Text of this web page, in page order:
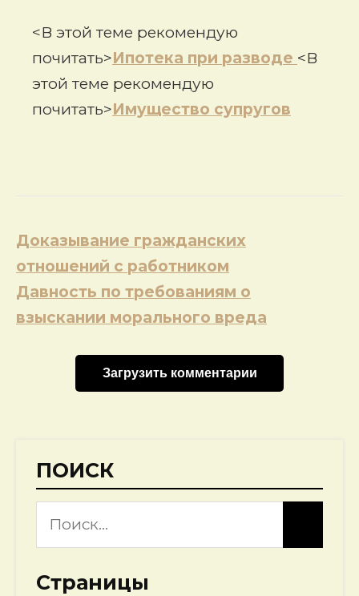
<В этой теме рекомендую
почитать>Ипотека при разводе <В
этой теме рекомендую
почитать>Имущество супругов
Навигация
по
записям
Доказывание гражданских
отношений c работником
Давность по требованиям о
взыскании морального вреда
Загрузить комментарии
ПОИСК
Страницы